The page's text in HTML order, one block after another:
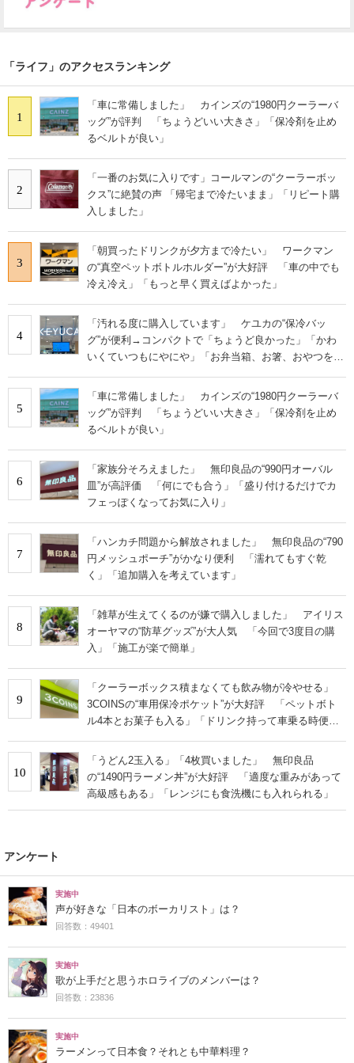
「ライフ」のアクセスランキング
1
「車に常備しました」 カインズの“1980円クーラーバ
ッグ”が評判 「ちょうどいい大きさ」「保冷剤を止め
るベルトが良い」
2
「一番のお気に入りです」コールマンの“クーラーボッ
クス”に絶賛の声 「帰宅まで冷たいまま」「リピート購
入しました」
3
「朝買ったドリンクが夕方まで冷たい」 ワークマン
の“真空ペットボトルホルダー”が大好評 「車の中でも
冷え冷え」「もっと早く買えばよかった」
4
「汚れる度に購入しています」 ケユカの“保冷バッ
グ”が便利→コンパクトで「ちょうど良かった」「かわ
いくていつもにやにや」「お弁当箱、お箸、おやつを入
5
「車に常備しました」 カインズの“1980円クーラーバ
ッグ”が評判 「ちょうどいい大きさ」「保冷剤を止め
るベルトが良い」
6
「家族分そろえました」 無印良品の“990円オーバル
皿”が高評価 「何にでも合う」「盛り付けるだけでカ
フェっぽくなってお気に入り」
7
「ハンカチ問題から解放されました」 無印良品の“790
円メッシュポーチ”がかなり便利 「濡れてもすぐ乾
く」「追加購入を考えています」
8
「雑草が生えてくるのが嫌で購入しました」 アイリス
オーヤマの“防草グッズ”が大人気 「今回で3度目の購
入」「施工が楽で簡単」
9
「クーラーボックス積まなくても飲み物が冷やせる」
3COINSの“車用保冷ポケット”が大好評 「ペットボト
ル4本とお菓子も入る」「ドリンク持って車乗る時便
10
「うどん2玉入る」「4枚買いました」 無印良品
の“1490円ラーメン丼”が大好評 「適度な重みがあって
高級感もある」「レンジにも食洗機にも入れられる」
アンケート
実施中
声が好きな「日本のボーカリスト」は？
回答数：49401
実施中
歌が上手だと思うホロライブのメンバーは？
回答数：23836
実施中
ラーメンって日本食？それとも中華料理？